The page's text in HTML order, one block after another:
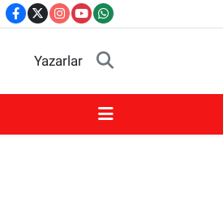
Yazarlar